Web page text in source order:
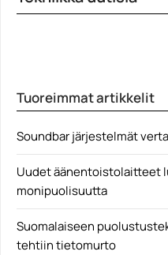
Tuoreimmat artikkelit
Soundbar järjestelmät
Uudet äänentoistolaitteet
monipuolisuutta
Suomalaiseen
tehtiin tietomurto